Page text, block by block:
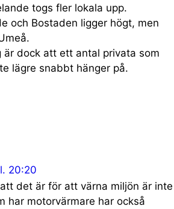
togs fler lokala upp.
och Bostaden ligger högt, men
är dock att ett antal privata som
lägre snabbt hänger på.
20:20
det är för att värna miljön är inte
har motorvärmare har också